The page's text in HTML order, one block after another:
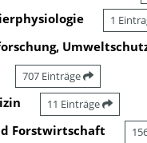
1
707 Einträge
11 Einträge
Forstwirtschaft